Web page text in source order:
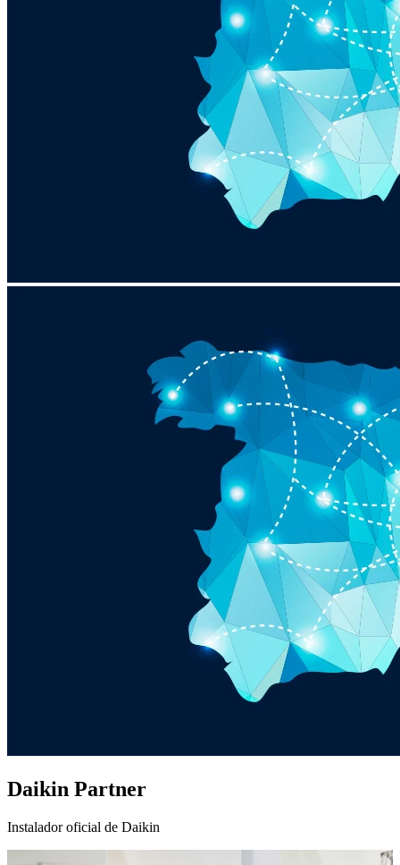
Daikin Partner
Instalador oficial de Daikin